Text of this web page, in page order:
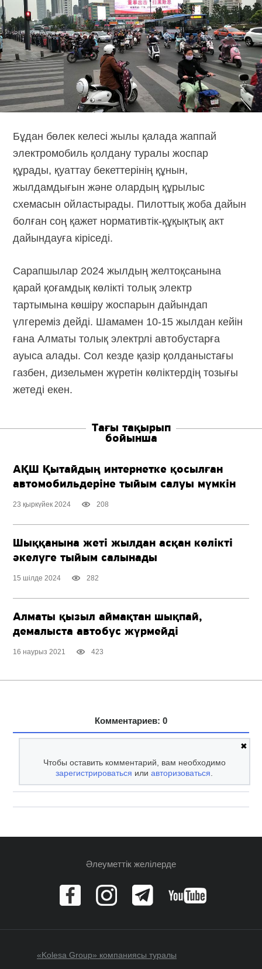
Бұдан бөлек келесі жылы қалада жаппай
электромобиль қолдану туралы жоспар
құрады, қуаттау бекеттерінің құнын,
жылдамдығын және олардың құрылыс
схемасын ойластырады. Пилоттық жоба дайын
болған соң қажет нормативтік-құқықтық акт
дайындауға кіріседі.
Сарапшылар 2024 жылдың желтоқсанына
қарай қоғамдық көлікті толық электр
тартымына көшіру жоспарын дайындап
үлгереміз дейді. Шамамен 10-15 жылдан кейін
ғана Алматы толық электрлі автобустарға
ауыса алады. Сол кезде қазір қолданыстағы
газбен, дизельмен жүретін көліктердің тозығы
жетеді екен.
Тағы тақырып
бойынша
АҚШ Қытайдың интернетке қосылған
автомобильдеріне тыйым салуы мүмкін
23 қыркүйек 2024 208
Шыққанына жеті жылдан асқан көлікті
әкелуге тыйым салынады
15 шілде 2024 282
Алматы қызыл аймақтан шықпай,
демалыста автобус жүрмейді
16 наурыз 2021 423
Комментариев: 0
✖
Чтобы оставить комментарий, вам необходимо
зарегистрироваться илиавторизоваться.
Әлеуметтік желілерде
«Kolesa Group» компаниясы туралы